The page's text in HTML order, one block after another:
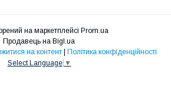
на маркетплейсі Prom.ua
Продавець на Bigl.ua
на контент
Політика конфіденційності
Select Language ▼